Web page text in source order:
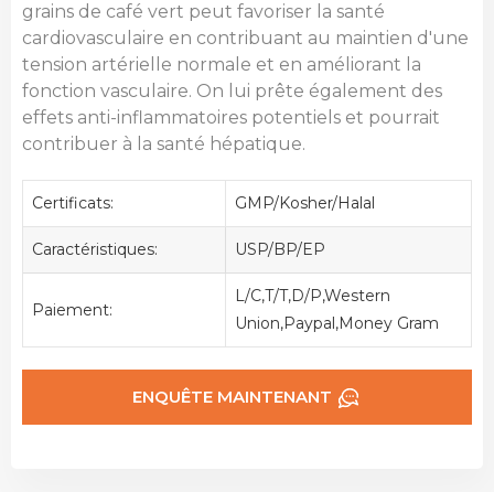
grains de café vert peut favoriser la santé
cardiovasculaire en contribuant au maintien d'une
tension artérielle normale et en améliorant la
fonction vasculaire. On lui prête également des
effets anti-inflammatoires potentiels et pourrait
contribuer à la santé hépatique.
Certificats: GMP/Kosher/Halal
Caractéristiques: USP/BP/EP
Paiement:
L/C,T/T,D/P,Western
Union,Paypal,Money Gram
ENQUÊTE MAINTENANT